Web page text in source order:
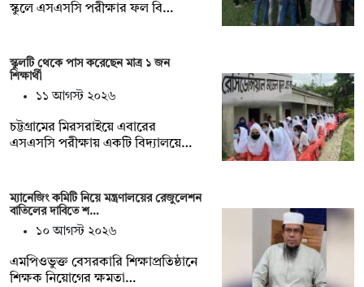
স্কুলে এসএসসি পরীক্ষার ফল বি…
স্কুলটি থেকে পাস করেছেন মাত্র ১ জন
শিক্ষার্থী
১১ আগস্ট ২০২৬
চট্টগ্রামের মিরসরাইয়ে এবারের
এসএসসি পরীক্ষায় একটি বিদ্যালয়ে…
ম্যানেজিং কমিটি নিয়ে মন্ত্রণালয়ের রেজুলেশন
বাতিলের দাবিতে শ…
১০ আগস্ট ২০২৬
এমপিওভুক্ত বেসরকারি শিক্ষাপ্রতিষ্ঠানে
শিক্ষক নিয়োগের ক্ষমতা…